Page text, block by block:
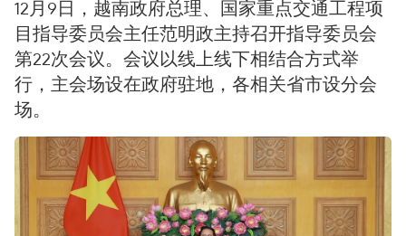
12月9日，越南政府总理、国家重点交通工程项
目指导委员会主任范明政主持召开指导委员会
第22次会议。会议以线上线下相结合方式举
行，主会场设在政府驻地，各相关省市设分会
场。